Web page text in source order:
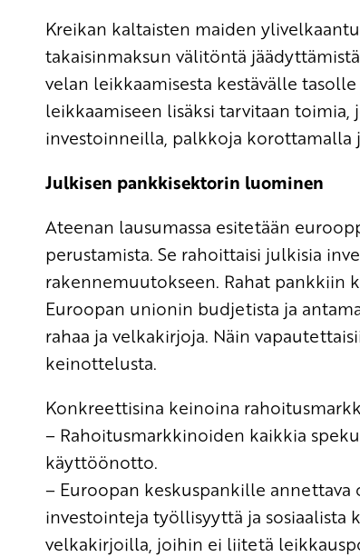
Kreikan kaltaisten maiden
takaisinmaksun välitöntä
velan leikkaamisesta kestävälle
leikkaamiseen lisäksi tarvitaan
investoinneilla, palkkoja korottamalla
Julkisen pankkisektorin luominen
Ateenan lausumassa esitetään
perustamista. Se rahoittaisi julkisia
rakennemuutokseen. Rahat pankkiin
Euroopan unionin budjetista ja
rahaa ja velkakirjoja. Näin
keinottelusta.
Konkreettisina keinoina
– Rahoitusmarkkinoiden kaikkia
käyttöönotto.
– Euroopan keskuspankille
investointeja työllisyyttä ja sosiaalista
velkakirjoilla, joihin ei liitetä